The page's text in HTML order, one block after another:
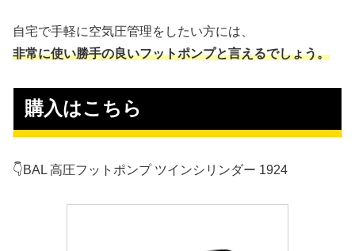
自宅で手軽に空気圧管理をしたい方には、
非常に使い勝手の良いフットポンプと言えるでしょう。
購入はこちら
👇BAL 高圧フットポンプ ツインシリンダー 1924